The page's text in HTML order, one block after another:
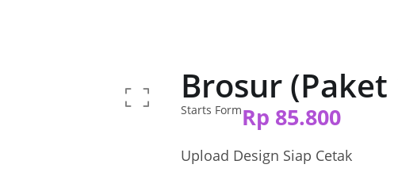
Brosur (Paket
Starts FormRp 85.800